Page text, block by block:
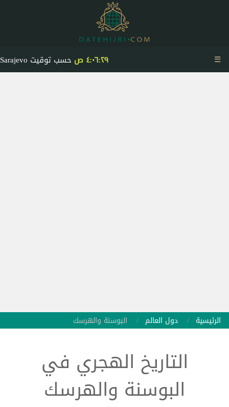
٤:٠٦:٢٩ ص حسب توقيت Sarajevo ☰
الرئيسية دول العالم البوسنة والهرسك
التاريخ الهجري في
البوسنة والهرسك